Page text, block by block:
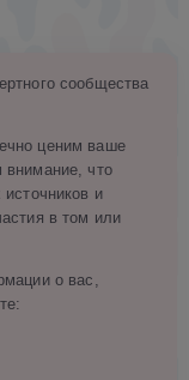
сообщества
ценим ваше
что
и
в том или
о вас,